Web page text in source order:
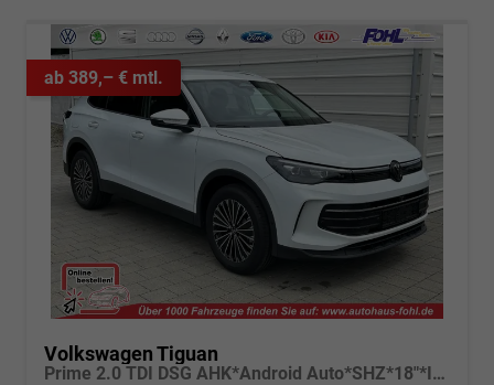
ab 389,– € mtl.
Volkswagen Tiguan
Prime 2.0 TDI DSG AHK*Android Auto*SHZ*18"*IQ Drive*360°*ACC*Keyless*LED Plus*Design Paket